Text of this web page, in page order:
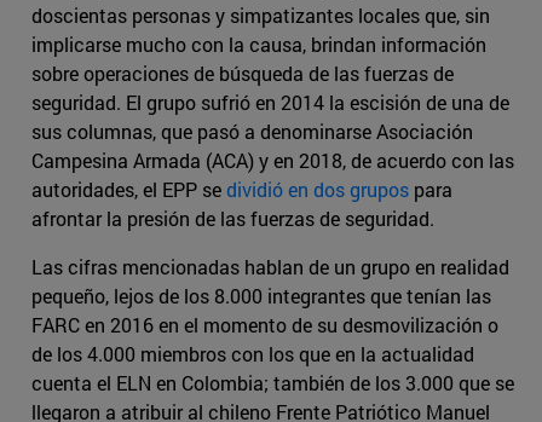
doscientas personas y simpatizantes locales que, sin
implicarse mucho con la causa, brindan información
sobre operaciones de búsqueda de las fuerzas de
seguridad. El grupo sufrió en 2014 la escisión de una de
sus columnas, que pasó a denominarse Asociación
Campesina Armada (ACA) y en 2018, de acuerdo con las
autoridades, el EPP sedividió en dos grupos para
afrontar la presión de las fuerzas de seguridad.
Las cifras mencionadas hablan de un grupo en realidad
pequeño, lejos de los 8.000 integrantes que tenían las
FARC en 2016 en el momento de su desmovilización o
de los 4.000 miembros con los que en la actualidad
cuenta el ELN en Colombia; también de los 3.000 que se
llegaron a atribuir al chileno Frente Patriótico Manuel